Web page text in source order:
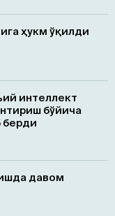
ҳукм ўқилди
интеллект
бўйича
берди
давом